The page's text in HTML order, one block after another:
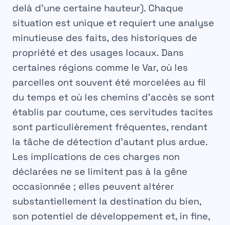
delà d’une certaine hauteur). Chaque
situation est unique et requiert une analyse
minutieuse des faits, des historiques de
propriété et des usages locaux. Dans
certaines régions comme le Var, où les
parcelles ont souvent été morcelées au fil
du temps et où les chemins d’accès se sont
établis par coutume, ces servitudes tacites
sont particulièrement fréquentes, rendant
la tâche de détection d’autant plus ardue.
Les implications de ces charges non
déclarées ne se limitent pas à la gêne
occasionnée ; elles peuvent altérer
substantiellement la destination du bien,
son potentiel de développement et, in fine,